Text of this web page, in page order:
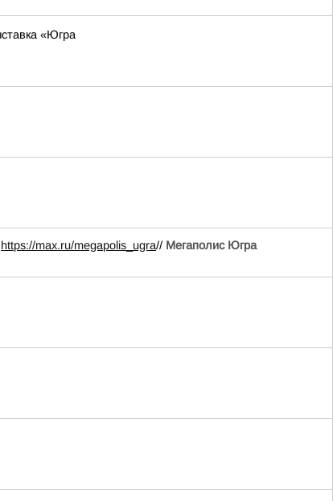
«Югра
https://max.ru/megapolis_ugra// Мегаполис Югра